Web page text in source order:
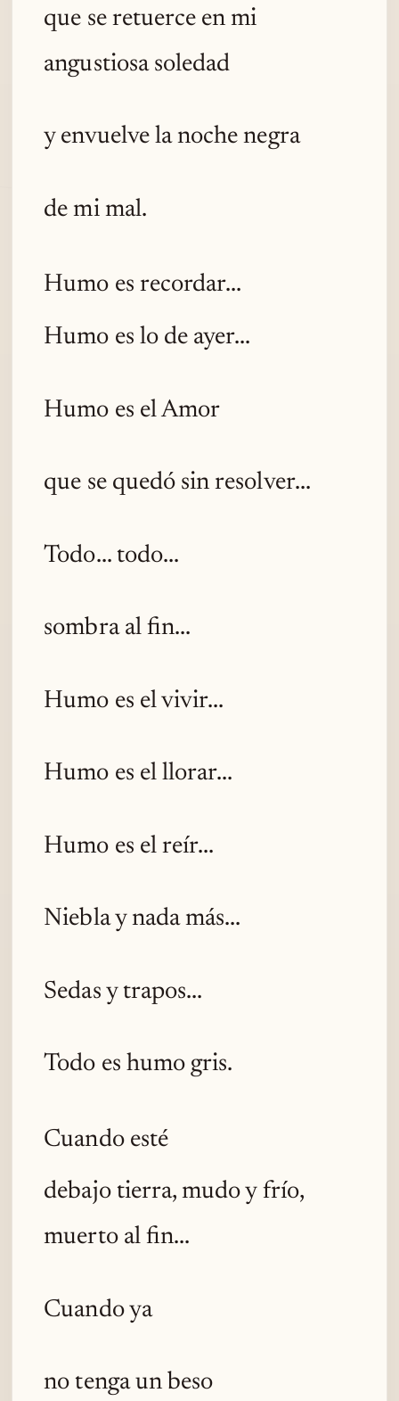
que se retuerce en mi
angustiosa soledad
y envuelve la noche negra
de mi mal.
Humo es recordar...
Humo es lo de ayer...
Humo es el Amor
que se quedó sin resolver...
Todo... todo...
sombra al fin...
Humo es el vivir...
Humo es el llorar...
Humo es el reír...
Niebla y nada más...
Sedas y trapos...
Todo es humo gris.
Cuando esté
debajo tierra, mudo y frío,
muerto al fin...
Cuando ya
no tenga un beso